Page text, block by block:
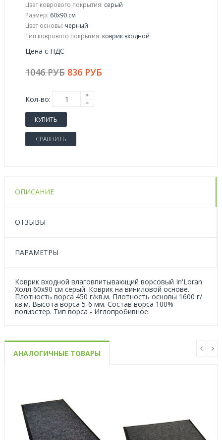
Цвет коврового покрытия: серый
Размер: 60x90 см
Цвет основы: черный
Тип коврового покрытия: коврик входной
Цена с НДС
1046 РУБ 836 РУБ
Кол-во:
КУПИТЬ
СРАВНИТЬ
ОПИСАНИЕ
ОТЗЫВЫ
ПАРАМЕТРЫ
Коврик входной влаговпитывающий ворсовый In'Loran
Холл 60x90 см серый. Коврик на виниловой основе.
Плотность ворса 450 г/кв.м. Плотность основы 1600 г/
кв.м. Высота ворса 5-6 мм. Состав ворса 100%
полиэстер. Тип ворса - Иглопробивное.
АНАЛОГИЧНЫЕ ТОВАРЫ